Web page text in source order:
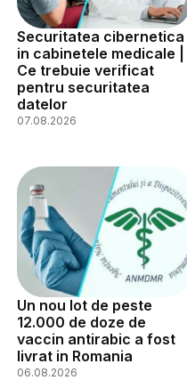
Securitatea cibernetica
in cabinetele medicale |
Ce trebuie verificat
pentru securitatea
datelor
07.08.2026
Un nou lot de peste
12.000 de doze de
vaccin antirabic a fost
livrat in Romania
06.08.2026